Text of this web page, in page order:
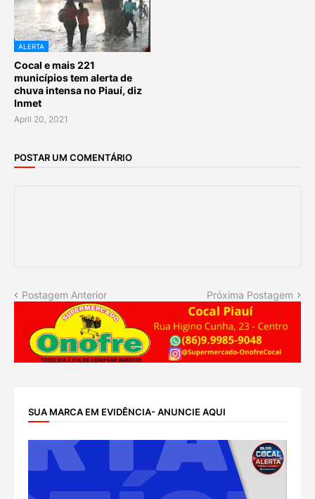
ALERTA
Cocal e mais 221
municípios tem alerta de
chuva intensa no Piauí, diz
Inmet
April 20, 2021
POSTAR UM COMENTÁRIO
Postagem Anterior Próxima Postagem
SUA MARCA EM EVIDÊNCIA- ANUNCIE AQUI